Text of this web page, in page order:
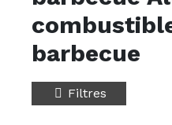
barbecue
Filtres